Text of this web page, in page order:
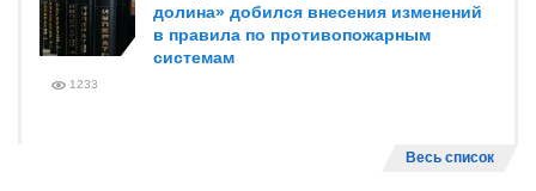
долина» добился внесения изменений
в правила по противопожарным
системам
1233
Весь список